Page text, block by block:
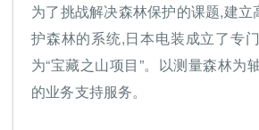
为了挑战解决森林保护的课题,建立
护森林的系统,日本电装成立了专
为“宝藏之山项目”。以测量森林为
的业务支持服务。